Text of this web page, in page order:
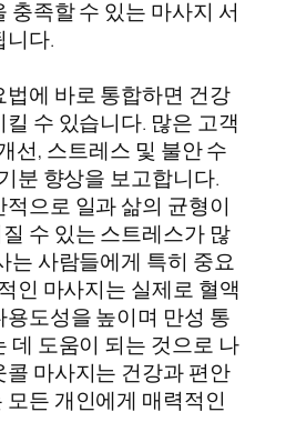
충족할 수 있는 마사지 서
니다.
에 바로 통합하면 건강
수 있습니다. 많은 고객
선, 스트레스 및 불안 수
분 향상을 보고합니다.
으로 일과 삶의 균형이
수 있는 스트레스가 많
는 사람들에게 특히 중요
인 마사지는 실제로 혈액
도성을 높이며 만성 통
데 도움이 되는 것으로 나
마사지는 건강과 편안
든 개인에게 매력적인